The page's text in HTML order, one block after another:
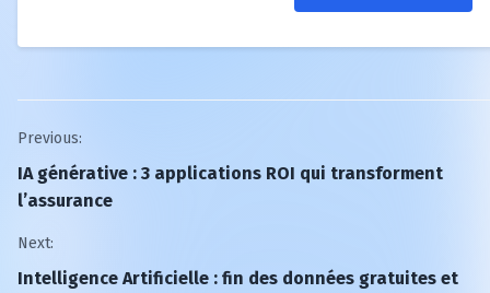
Post
navigation
Previous:
IA générative : 3 applications ROI qui transforment
l’assurance
Next:
Intelligence Artificielle : fin des données gratuites et